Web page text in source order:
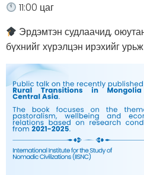
11:00 цаг
Эрдэмтэн судлаачид,
бүхнийг хүрэлцэн ирэхийг